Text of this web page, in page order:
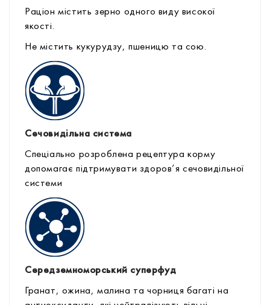
Раціон містить зерно одного виду високої
якості.
Не містить кукурудзу, пшеницю та сою.
Сечовидільна система
Спеціально розроблена рецептура корму
допомагає підтримувати здоров’я сечовидільної
системи
Середземноморський суперфуд
Гранат, ожина, малина та чорниця багаті на